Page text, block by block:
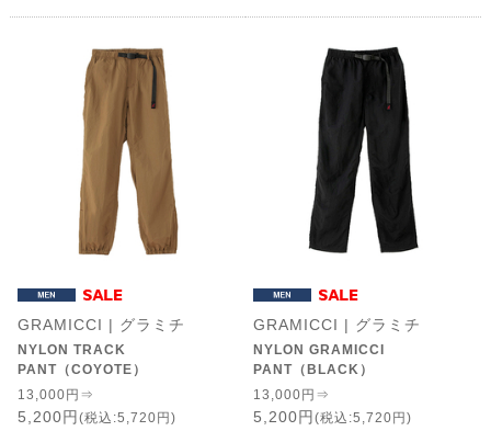
GRAMICCI | グラミチ
NYLON TRACK
PANT（COYOTE）
13,000円⇒
5,200円 (税込:5,720円)
GRAMICCI | グラミチ
NYLON GRAMICCI
PANT（BLACK）
13,000円⇒
5,200円 (税込:5,720円)